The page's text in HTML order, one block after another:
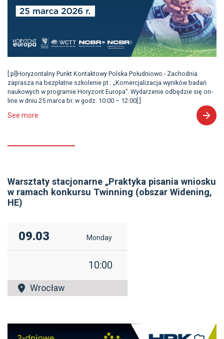
[:pl]Horyzontalny Punkt Kontaktowy Polska Południowo - Zachodnia
zaprasza na bezpłatne szkolenie pt.: „Komercjalizacja wyników badań
naukowych w programie Horyzont Europa”. Wydarzenie odbędzie się on-
line w dniu 25 marca br. w godz. 10:00 – 12:00[:]
See more
Warsztaty stacjonarne „Praktyka pisania wniosku
w ramach konkursu Twinning (obszar Widening,
HE)
09.03 Monday
10:00
Wrocław